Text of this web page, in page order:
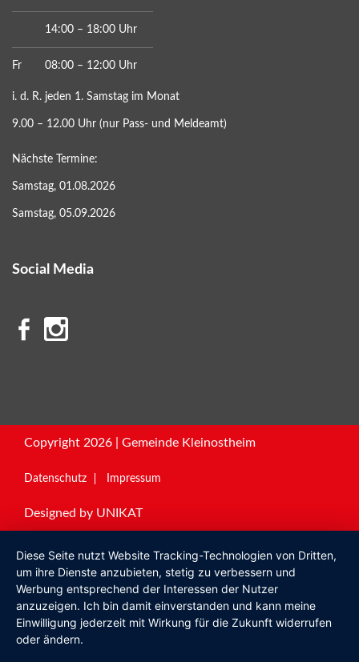
14:00 – 18:00 Uhr
Fr 08:00 – 12:00 Uhr
i. d. R. jeden 1. Samstag im Monat
9.00 – 12.00 Uhr (nur Pass- und Meldeamt)
Nächste Termine:
Samstag, 01.08.2026
Samstag, 05.09.2026
Social Media
Copyright 2026 | Gemeinde Kleinostheim
Datenschutz Impressum
Designed by UNIKAT
Diese Seite nutzt Website Tracking-Technologien von Dritten,
um ihre Dienste anzubieten, stetig zu verbessern und
Werbung entsprechend der Interessen der Nutzer
anzuzeigen. Ich bin damit einverstanden und kann meine
Einwilligung jederzeit mit Wirkung für die Zukunft widerrufen
oder ändern.